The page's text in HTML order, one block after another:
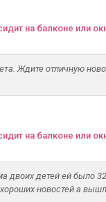
на балконе или
Ждите отличную
на балконе или
двоих детей ей было
новостей а